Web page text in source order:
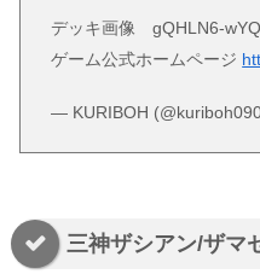
デッキ画像 gQHLN6-
ゲーム公式ホームページ
— KURIBOH
三神ザシアン/ザマ